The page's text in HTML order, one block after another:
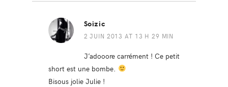
Soizic
2 JUIN 2013 AT 13 H 29 MIN
J’adooore carrément ! Ce petit
short est une bombe.
Bisous jolie Julie !